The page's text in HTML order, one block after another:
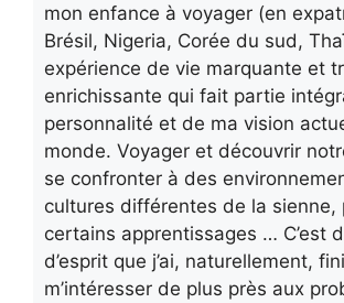
mon enfance à voyager (en
Brésil, Nigeria, Corée du sud,
expérience de vie marquante et
enrichissante qui fait partie
personnalité et de ma vision
monde. Voyager et découvrir
se confronter à des
cultures différentes de la sienne,
certains apprentissages … C’est
d’esprit que j’ai, naturellement,
m’intéresser de plus près aux